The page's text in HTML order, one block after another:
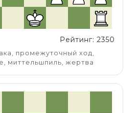
Рейтинг: 2350
промежуточный ход,
миттельшпиль, жертва